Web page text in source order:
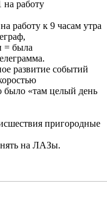
работу
работу к 9 часам утра
= была
развитие событий
было «там целый день
пригородные
на ЛАЗы.